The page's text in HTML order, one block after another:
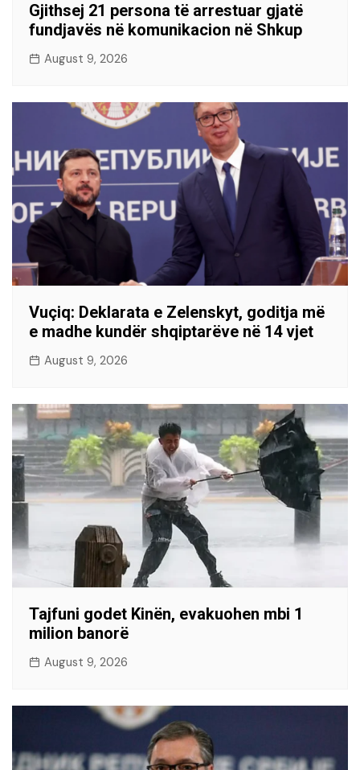
Gjithsej 21 persona të arrestuar gjatë
fundjavës në komunikacion në Shkup
August 9, 2026
Vuçiq: Deklarata e Zelenskyt, goditja më
e madhe kundër shqiptarëve në 14 vjet
August 9, 2026
Tajfuni godet Kinën, evakuohen mbi 1
milion banorë
August 9, 2026